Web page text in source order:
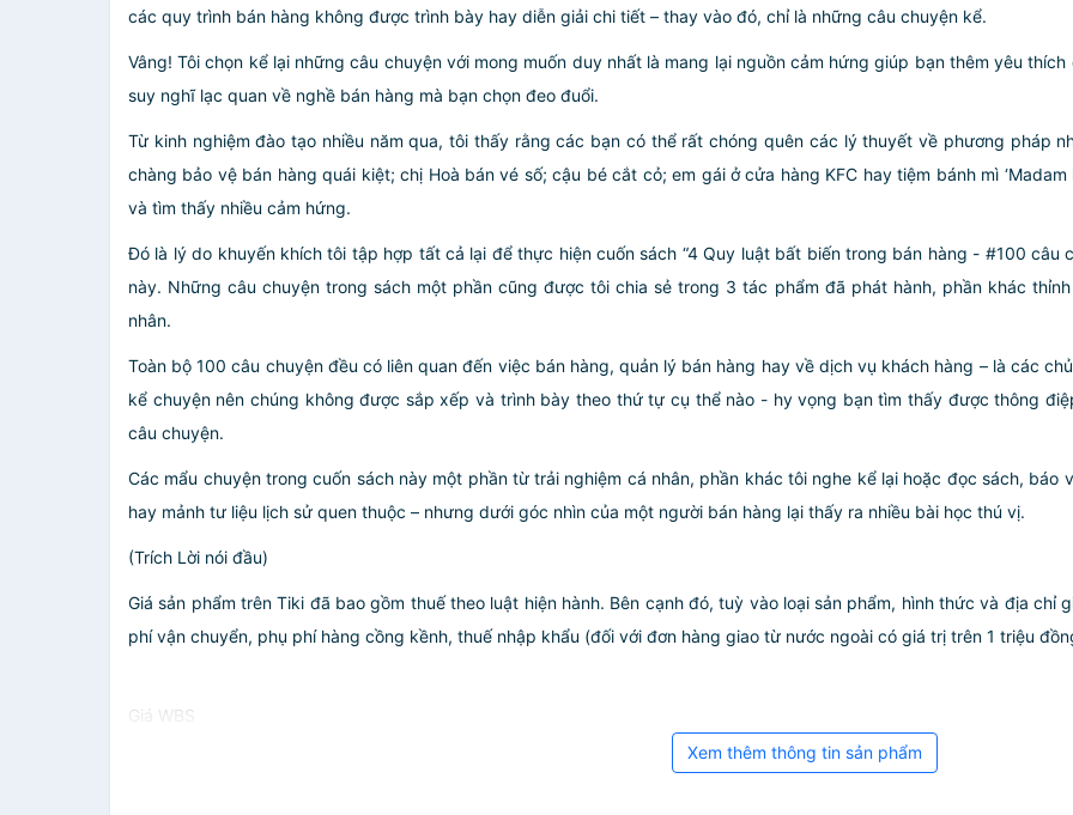
các quy trình bán hàng không được trình bày hay diễn giải chi tiết – thay vào đó, chỉ là những câu chuyện kể.
Vâng! Tôi chọn kể lại những câu chuyện với mong muốn duy nhất là mang lại nguồn cảm hứng giúp bạn thêm yêu
suy nghĩ lạc quan về nghề bán hàng mà bạn chọn đeo đuổi.
Từ kinh nghiệm đào tạo nhiều năm qua, tôi thấy rằng các bạn có thể rất chóng quên các lý thuyết về phương pháp
chàng bảo vệ bán hàng quái kiệt; chị Hoà bán vé số; cậu bé cắt cỏ; em gái ở cửa hàng KFC hay tiệm bánh mì
và tìm thấy nhiều cảm hứng.
Đó là lý do khuyến khích tôi tập hợp tất cả lại để thực hiện cuốn sách “4 Quy luật bất biến trong bán hàng - #100 câu
này. Những câu chuyện trong sách một phần cũng được tôi chia sẻ trong 3 tác phẩm đã phát hành, phần khác
nhân.
Toàn bộ 100 câu chuyện đều có liên quan đến việc bán hàng, quản lý bán hàng hay về dịch vụ khách hàng – là các
kể chuyện nên chúng không được sắp xếp và trình bày theo thứ tự cụ thể nào - hy vọng bạn tìm thấy được thông
câu chuyện.
Các mẩu chuyện trong cuốn sách này một phần từ trải nghiệm cá nhân, phần khác tôi nghe kể lại hoặc đọc sách,
hay mảnh tư liệu lịch sử quen thuộc – nhưng dưới góc nhìn của một người bán hàng lại thấy ra nhiều bài học thú vị.
(Trích Lời nói đầu)
Giá sản phẩm trên Tiki đã bao gồm thuế theo luật hiện hành. Bên cạnh đó, tuỳ vào loại sản phẩm, hình thức và địa chỉ
phí vận chuyển, phụ phí hàng cồng kềnh, thuế nhập khẩu (đối với đơn hàng giao từ nước ngoài có giá trị trên 1 triệu
Giá WBS
Xem thêm thông tin sản phẩm